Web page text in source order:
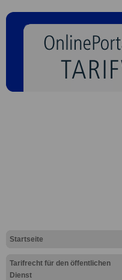
Startseite
Tarifrecht für den öffentlichen
Dienst